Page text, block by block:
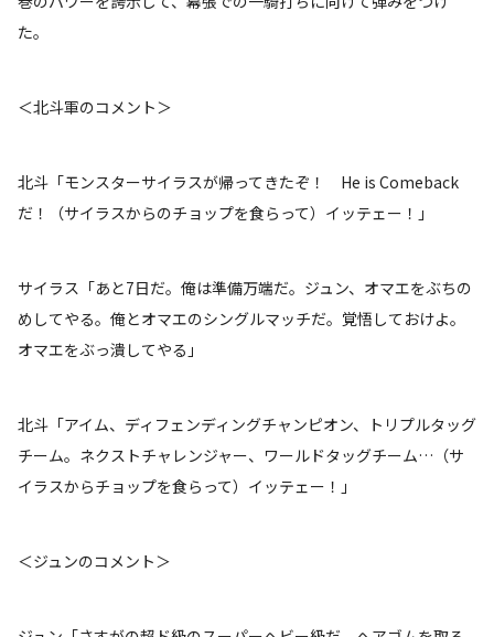
た。
＜北斗軍のコメント＞
北斗「モンスターサイラスが帰ってきたぞ！ He is Comeback
だ！（サイラスからのチョップを食らって）イッテェー！」
サイラス「あと7日だ。俺は準備万端だ。ジュン、オマエをぶちの
めしてやる。俺とオマエのシングルマッチだ。覚悟しておけよ。
オマエをぶっ潰してやる」
北斗「アイム、ディフェンディングチャンピオン、トリプルタッグ
チーム。ネクストチャレンジャー、ワールドタッグチーム…（サ
イラスからチョップを食らって）イッテェー！」
＜ジュンのコメント＞